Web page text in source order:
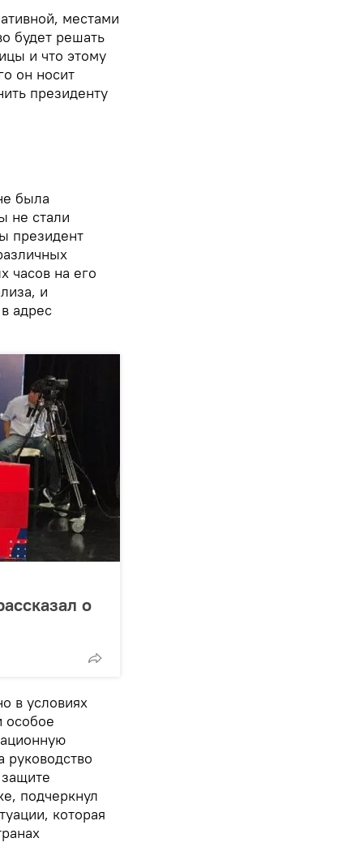
местами
будет решать
и что этому
он носит
президенту
была
не стали
президент
часов на его
и
адрес
о
в условиях
особое
подчеркнул
которая